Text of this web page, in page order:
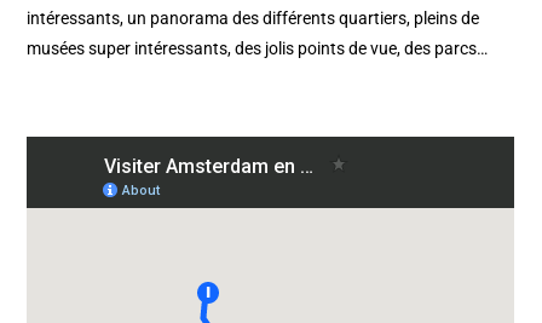
intéressants, un panorama des différents quartiers, pleins de
musées super intéressants, des jolis points de vue, des parcs…